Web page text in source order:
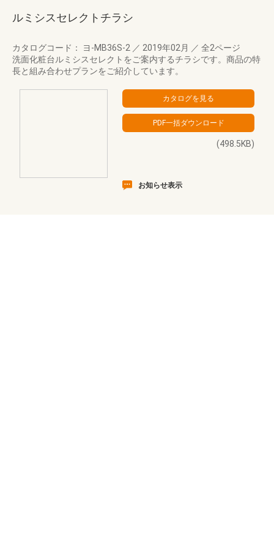
ルミシスセレクトチラシ
カタログコード： ヨ-MB36S-2 ／ 2019年02月 ／ 全2ページ
洗面化粧台ルミシスセレクトをご案内するチラシです。商品の特
長と組み合わせプランをご紹介しています。
(498.5KB)
お知らせ表示